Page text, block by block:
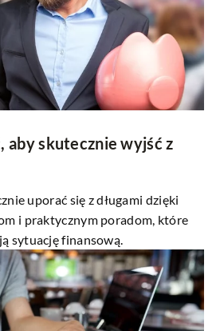
aby skutecznie wyjść z
uporać się z długami dzięki
i praktycznym poradom, które
sytuację finansową.